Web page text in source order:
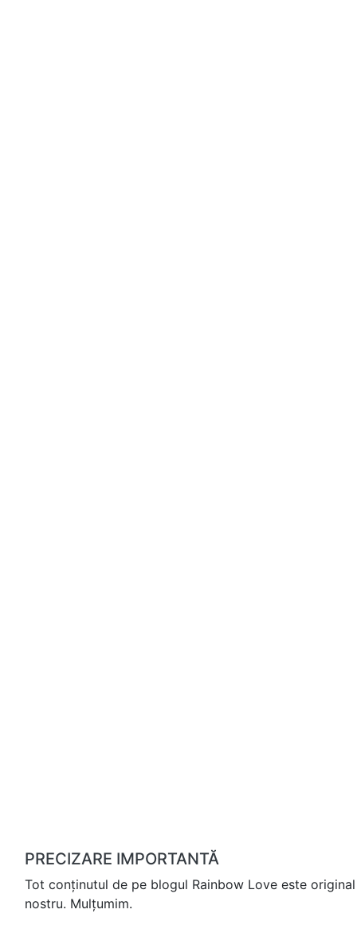
PRECIZARE IMPORTANTĂ
Tot conținutul de pe blogul Rainbow Love este
nostru. Mulțumim.